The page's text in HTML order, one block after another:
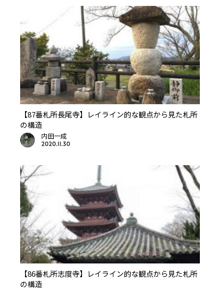
【87番札所長尾寺】レイライン的な観点から見た札所
の構造
内田一成
2020.11.30
【86番札所志度寺】レイライン的な観点から見た札所
の構造